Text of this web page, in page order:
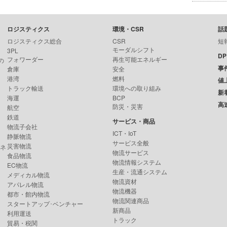
ロジスティクス
ロジスティクス総合
3PL
フォワーダー
倉庫
港湾
トラック輸送
海運
航空
鉄道
物流子会社
静脈物流
災害物流
食品物流
EC物流
メディカル物流
アパレル物流
都市・館内物流
スタートアップ･ベンチャー
利用運送
貿易・税関
環境・CSR
CSR
モーダルシフト
再生可能エネルギー
安全
燃料
環境への取り組み
BCP
防災・災害
サービス・商品
ICT・IoT
サービス全般
物流サービス
物流情報システム
生産・流通システム
物流資材
物流機器
物流関連商品
新商品
トラック
話
短
事
値
新
高